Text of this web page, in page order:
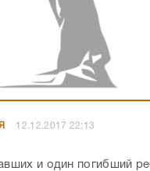
12.12.2017 22:13
и один погибший